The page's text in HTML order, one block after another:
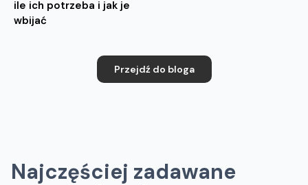
ile ich potrzeba i jak je
wbijać
Przejdź do bloga
Najczęściej zadawane